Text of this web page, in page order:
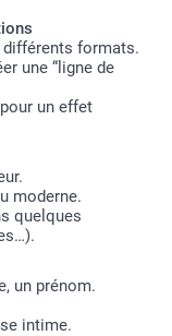
différents formats.
une “ligne de
un effet
moderne.
quelques
un prénom.
intime.